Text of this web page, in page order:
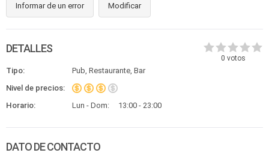
Informar de un error Modificar
0 votos
DETALLES
Tipo:
Pub, Restaurante, Bar
Nivel de precios:
Horario:
Lun - Dom: 13:00 - 23:00
DATO DE CONTACTO